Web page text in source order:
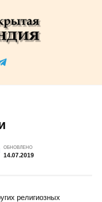
ОБНОВЛЕНО
14.07.2019
религиозных